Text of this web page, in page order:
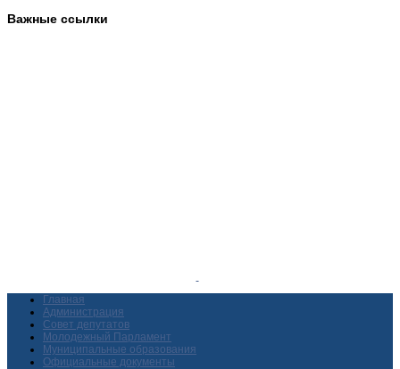
Важные ссылки
Главная
Администрация
Совет депутатов
Молодежный Парламент
Муниципальные образования
Официальные документы